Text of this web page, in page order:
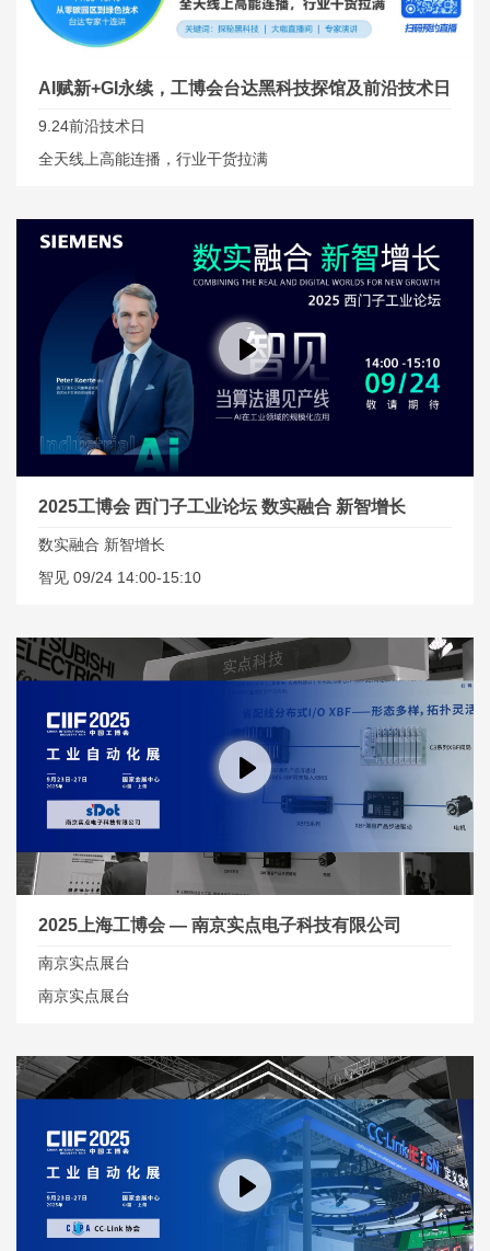
AI赋新+GI永续，工博会台达黑科技探馆及前沿技术日
直播活动
9.24前沿技术日
全天线上高能连播，行业干货拉满
2025工博会 西门子工业论坛 数实融合 新智增长
数实融合 新智增长
智见 09/24 14:00-15:10
2025上海工博会 — 南京实点电子科技有限公司
南京实点展台
南京实点展台